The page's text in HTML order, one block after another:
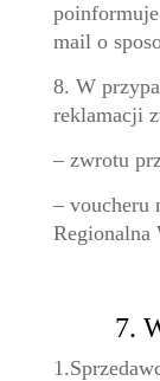
mail o
8. W
reklamacji
– zwrotu
– voucheru
Regionalna
7.